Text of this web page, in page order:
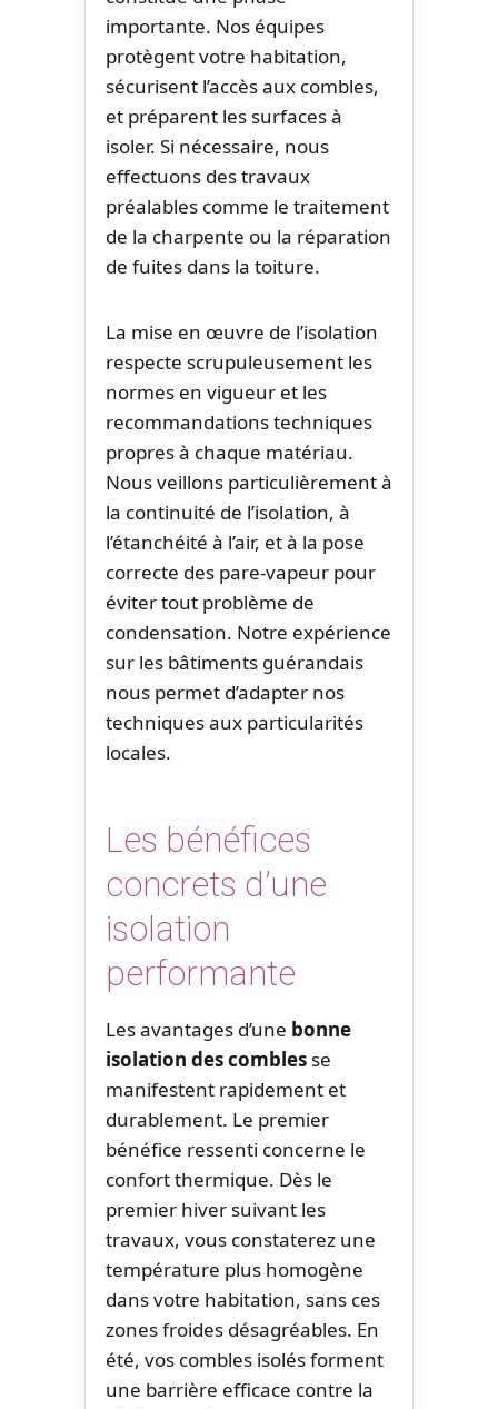
importante. Nos équipes
protègent votre habitation,
sécurisent l’accès aux combles,
et préparent les surfaces à
isoler. Si nécessaire, nous
effectuons des travaux
préalables comme le traitement
de la charpente ou la réparation
de fuites dans la toiture.
La mise en œuvre de l’isolation
respecte scrupuleusement les
normes en vigueur et les
recommandations techniques
propres à chaque matériau.
Nous veillons particulièrement à
la continuité de l’isolation, à
l’étanchéité à l’air, et à la pose
correcte des pare-vapeur pour
éviter tout problème de
condensation. Notre expérience
sur les bâtiments guérandais
nous permet d’adapter nos
techniques aux particularités
locales.
Les bénéfices
concrets d’une
isolation
performante
Les avantages d’une bonne
isolation des combles se
manifestent rapidement et
durablement. Le premier
bénéfice ressenti concerne le
confort thermique. Dès le
premier hiver suivant les
travaux, vous constaterez une
température plus homogène
dans votre habitation, sans ces
zones froides désagréables. En
été, vos combles isolés forment
une barrière efficace contre la